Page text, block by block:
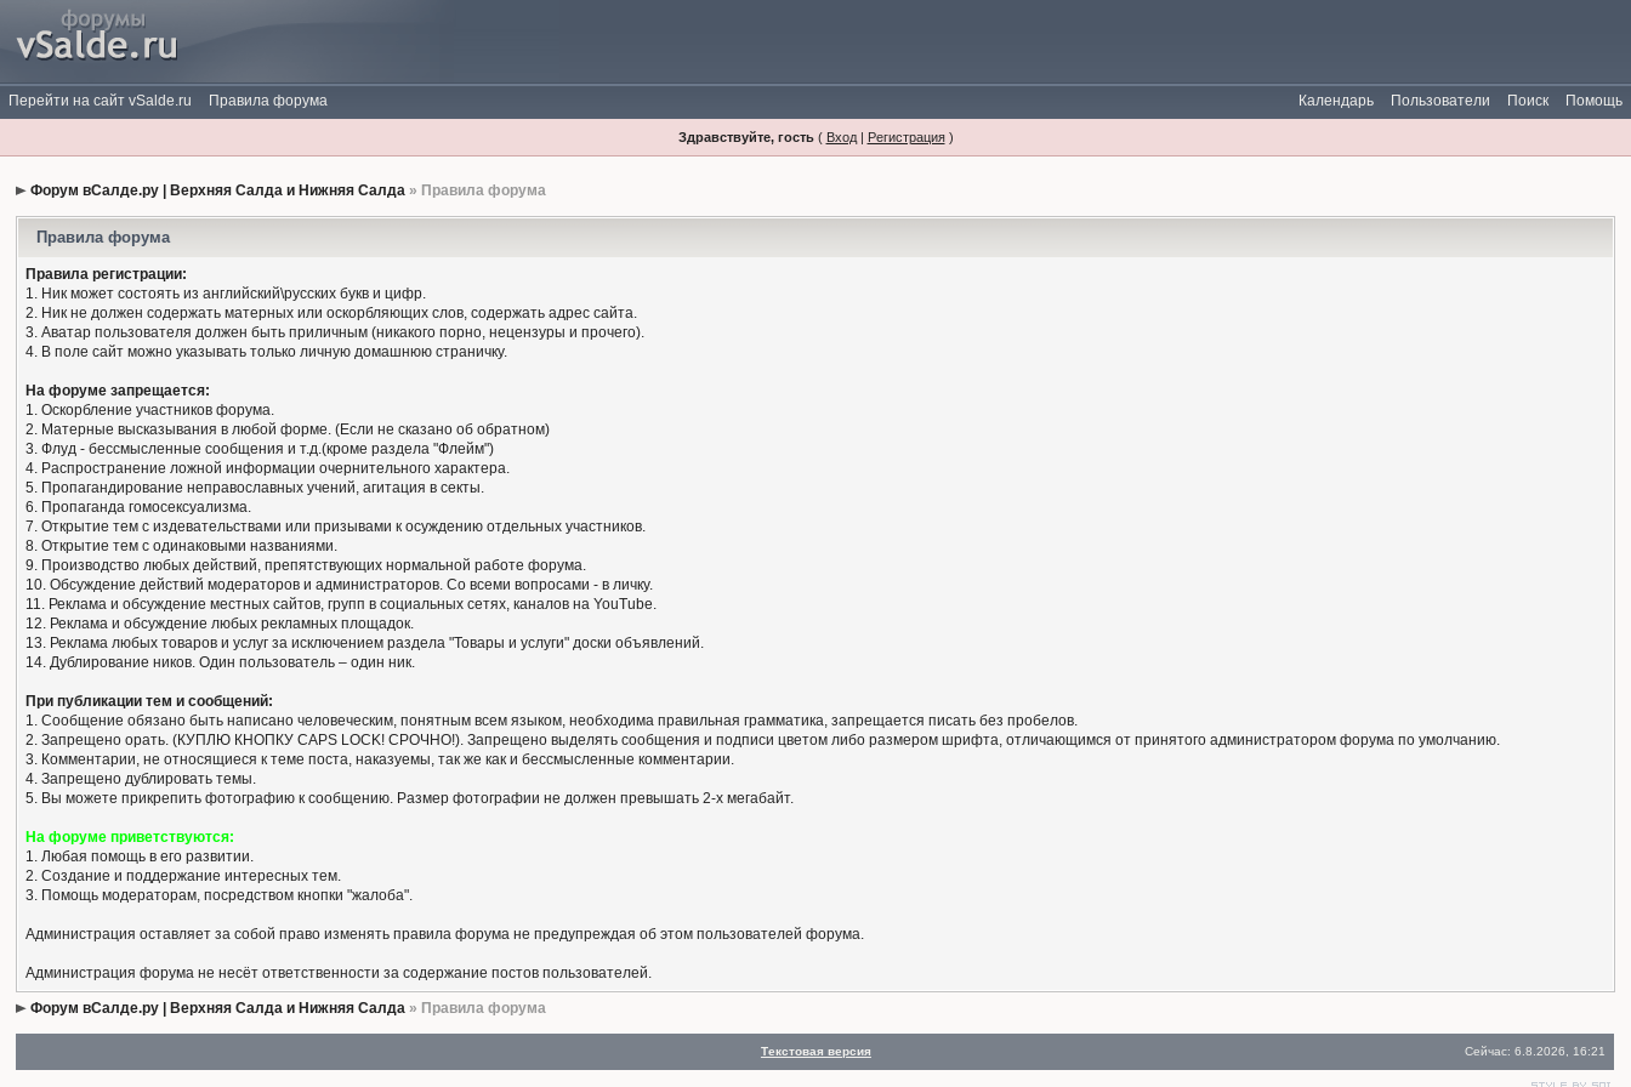
Перейти на сайт vSalde.ru Правила форума Помощь
Поиск
Пользователи
Календарь
Здравствуйте, гость( Вход| Регистрация)
Форум вСалде.ру | Верхняя Салда и Нижняя Салда » Правила форума
Правила форума
Правила регистрации:
1. Ник может состоять из английский\русских букв и цифр.
2. Ник не должен содержать матерных или оскорбляющих слов, содержать адрес сайта.
3. Аватар пользователя должен быть приличным (никакого порно, нецензуры и прочего).
4. В поле сайт можно указывать только личную домашнюю страничку.
На форуме запрещается:
1. Оскорбление участников форума.
2. Матерные высказывания в любой форме. (Если не сказано об обратном)
3. Флуд - бессмысленные сообщения и т.д.(кроме раздела "Флейм")
4. Распространение ложной информации очернительного характера.
5. Пропагандирование неправославных учений, агитация в секты.
6. Пропаганда гомосексуализма.
7. Открытие тем с издевательствами или призывами к осуждению отдельных участников.
8. Открытие тем с одинаковыми названиями.
9. Производство любых действий, препятствующих нормальной работе форума.
10. Обсуждение действий модераторов и администраторов. Со всеми вопросами - в личку.
11. Реклама и обсуждение местных сайтов, групп в социальных сетях, каналов на YouTube.
12. Реклама и обсуждение любых рекламных площадок.
13. Реклама любых товаров и услуг за исключением раздела "Товары и услуги" доски объявлений.
14. Дублирование ников. Один пользователь – один ник.
При публикации тем и сообщений:
1. Сообщение обязано быть написано человеческим, понятным всем языком, необходима правильная грамматика, запрещается писать без пробелов.
2. Запрещено орать. (КУПЛЮ КНОПКУ CAPS LOCK! СРОЧНО!). Запрещено выделять сообщения и подписи цветом либо размером шрифта, отличающимся от принятого администратором форума по умолчанию.
3. Комментарии, не относящиеся к теме поста, наказуемы, так же как и бессмысленные комментарии.
4. Запрещено дублировать темы.
5. Вы можете прикрепить фотографию к сообщению. Размер фотографии не должен превышать 2-х мегабайт.
На форуме приветствуются:
1. Любая помощь в его развитии.
2. Создание и поддержание интересных тем.
3. Помощь модераторам, посредством кнопки "жалоба".
Администрация оставляет за собой право изменять правила форума не предупреждая об этом пользователей форума.
Администрация форума не несёт ответственности за содержание постов пользователей.
Форум вСалде.ру | Верхняя Салда и Нижняя Салда » Правила форума
Текстовая версия Сейчас: 6.8.2026, 16:21